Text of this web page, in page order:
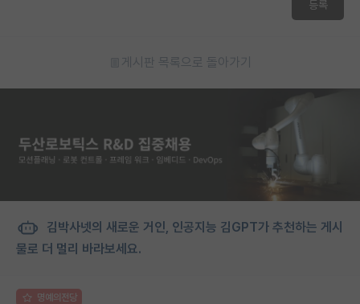
등록
게시판 목록으로 돌아가기
김박사넷의 새로운 거인, 인공지능 김GPT가 추천하는 게시
물로 더 멀리 바라보세요.
명예의전당